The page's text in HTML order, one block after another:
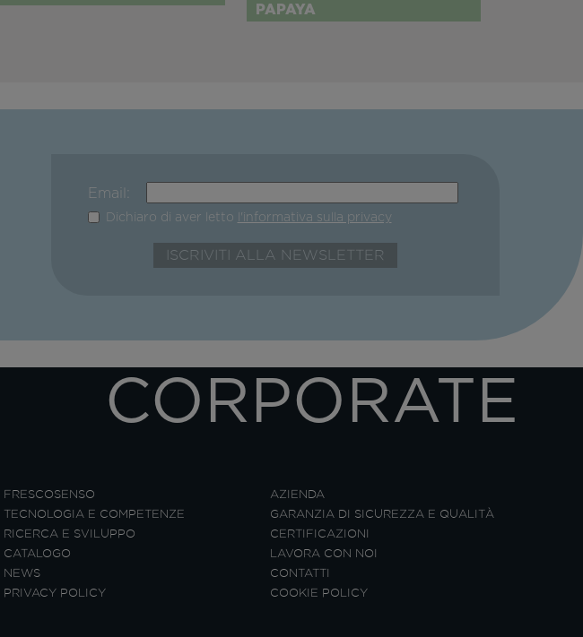
PAPAYA
Email:
Dichiaro di aver letto l'informativa sulla privacy
CORPORATE
FRESCOSENSO
AZIENDA
TECNOLOGIA E COMPETENZE
GARANZIA DI SICUREZZA E QUALITÀ
RICERCA E SVILUPPO
CERTIFICAZIONI
CATALOGO
LAVORA CON NOI
NEWS
CONTATTI
PRIVACY POLICY
COOKIE POLICY